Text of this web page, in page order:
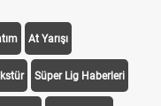
At Yarışı
Süper Lig Haberleri